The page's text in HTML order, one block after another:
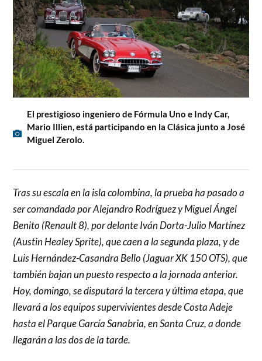
El prestigioso ingeniero de Fórmula Uno e Indy Car,
Mario Illien, está participando en la Clásica junto a José
Miguel Zerolo.
Tras su escala en la isla colombina, la prueba ha pasado a
ser comandada por Alejandro Rodríguez y Miguel Ángel
Benito (Renault 8), por delante Iván Dorta-Julio Martínez
(Austin Healey Sprite), que caen a la segunda plaza, y de
Luis Hernández-Casandra Bello (Jaguar XK 150 OTS), que
también bajan un puesto respecto a la jornada anterior.
Hoy, domingo, se disputará la tercera y última etapa, que
llevará a los equipos supervivientes desde Costa Adeje
hasta el Parque García Sanabria, en Santa Cruz, a donde
llegarán a las dos de la tarde.